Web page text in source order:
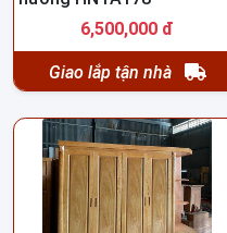
6,500,000 đ
Giao lắp tận nhà